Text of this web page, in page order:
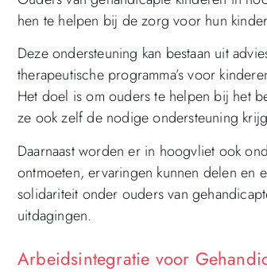
hen te helpen bij de zorg voor hun
Deze ondersteuning kan bestaan uit
therapeutische programma’s voor
Het doel is om ouders te helpen bij het
ze ook zelf de nodige ondersteuning
Daarnaast worden er in hoogvliet ook
ontmoeten, ervaringen kunnen delen en
solidariteit onder ouders van
uitdagingen.
Arbeidsintegratie voor